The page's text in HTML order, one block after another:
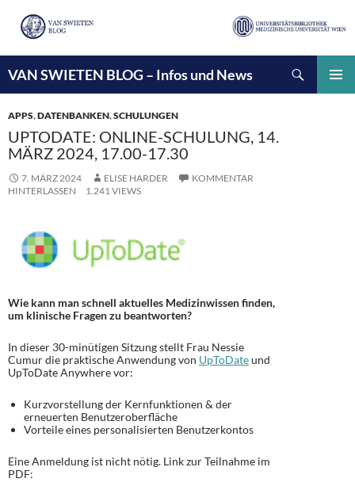
VAN SWIETEN BLOG – Infos und News
INHALT
SPRINGEN
APPS,DATENBANKEN,SCHULUNGEN
UPTODATE: ONLINE-SCHULUNG, 14.
MÄRZ 2024, 17.00-17.30
7. MÄRZ 2024 ELISE HARDER
KOMMENTAR
HINTERLASSEN
1.241 VIEWS
Wie kann man schnell aktuelles Medizinwissen finden,
um klinische Fragen zu beantworten?
In dieser 30-minütigen Sitzung stellt Frau Nessie
Cumur die praktische Anwendung von UpToDateund
UpToDate Anywhere vor:
Kurzvorstellung der Kernfunktionen & der
erneuerten Benutzeroberfläche
Vorteile eines personalisierten Benutzerkontos
Eine Anmeldung ist nicht nötig. Link zur Teilnahme im
PDF: